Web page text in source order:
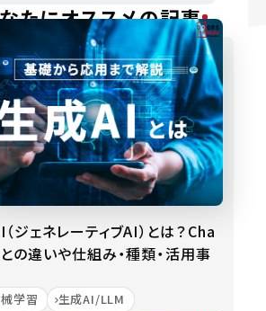
たにオススメの記事
ジェネレーティブAI）とは？Cha
の違いや仕組み・種類・活用事
学習 生成AI/LLM